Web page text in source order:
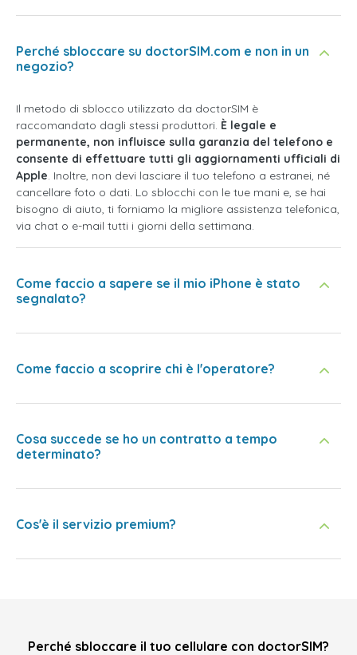
Perché sbloccare su doctorSIM.com e non in un
negozio?
Il metodo di sblocco utilizzato da doctorSIM è
raccomandato dagli stessi produttori. È legale e
permanente, non influisce sulla garanzia del telefono e
consente di effettuare tutti gli aggiornamenti ufficiali di
Apple. Inoltre, non devi lasciare il tuo telefono a estranei, né
cancellare foto o dati. Lo sblocchi con le tue mani e, se hai
bisogno di aiuto, ti forniamo la migliore assistenza telefonica,
via chat o e-mail tutti i giorni della settimana.
Come faccio a sapere se il mio iPhone è stato
segnalato?
Come faccio a scoprire chi è l'operatore?
Cosa succede se ho un contratto a tempo
determinato?
Cos'è il servizio premium?
Perché sbloccare il tuo cellulare con doctorSIM?